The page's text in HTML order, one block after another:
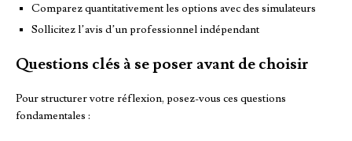
Comparez quantitativement les options avec des simulateurs
Sollicitez l’avis d’un professionnel indépendant
Questions clés à se poser avant de choisir
Pour structurer votre réflexion, posez-vous ces questions
fondamentales :